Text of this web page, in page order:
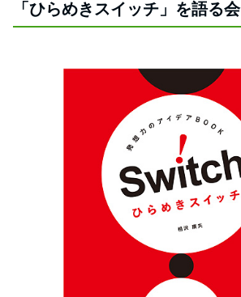
「ひらめきスイッチ」を語る会